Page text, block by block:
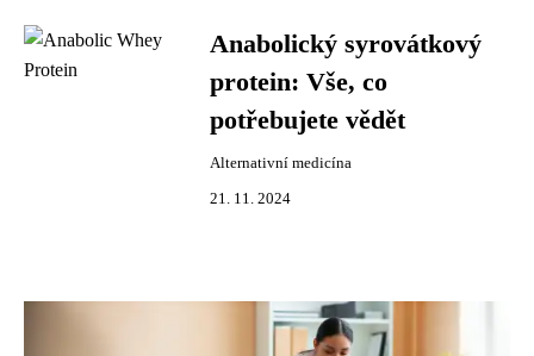
Anabolický syrovátkový
protein: Vše, co
potřebujete vědět
Alternativní medicína
21. 11. 2024